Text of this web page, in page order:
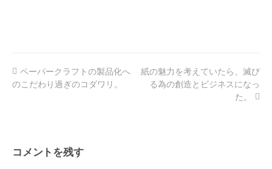
投
ゲ
ペーパークラフトの製品化へ
のこだわり過ぎのコダワリ。
紙の魅力を考えていたら、滅び
る為の創造とビジネスになっ
た。
コメントを残す